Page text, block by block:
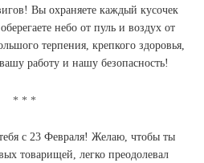
Вы охраняете каждый кусочек
небо от пуль и воздух от
терпения, крепкого здоровья,
работу и нашу безопасность!
с 23 Февраля! Желаю, чтобы ты
товарищей, легко преодолевал